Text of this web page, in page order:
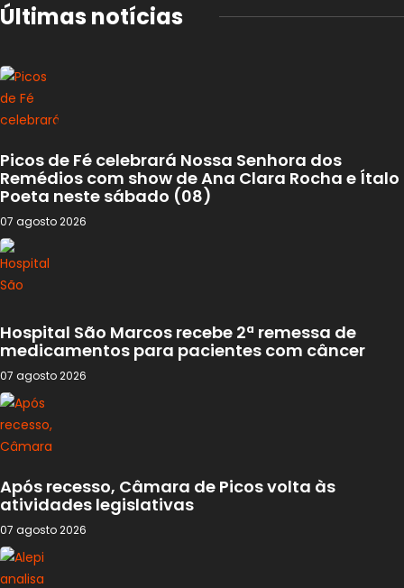
Últimas notícias
Picos de Fé celebrará Nossa Senhora dos
Remédios com show de Ana Clara Rocha e Ítalo
Poeta neste sábado (08)
07 agosto 2026
Hospital São Marcos recebe 2ª remessa de
medicamentos para pacientes com câncer
07 agosto 2026
Após recesso, Câmara de Picos volta às
atividades legislativas
07 agosto 2026